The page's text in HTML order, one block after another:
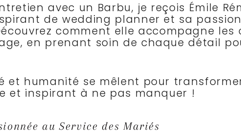
avec un Barbu, je reçois Émile
de wedding planner et sa
comment elle accompagne
en prenant soin de chaque détail
et humanité se mêlent pour
et inspirant à ne pas manquer !
au Service des Mariés